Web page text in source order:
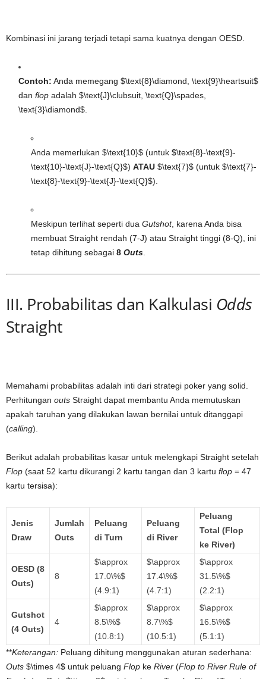
Kombinasi ini jarang terjadi tetapi sama kuatnya dengan OESD.
Contoh: Anda memegang $\text{8}\diamond, \text{9}\heartsuit$
dan flop adalah $\text{J}\clubsuit, \text{Q}\spades,
\text{3}\diamond$
Anda memerlukan $\text{10}$ (untuk $\text{8}-\text{9}-
\text{10}-\text{J}-\text{Q}$) ATAU $\text{7}$ (untuk $\text{7}-
\text{8}-\text{9}-\text{J}-\text{Q}$).
Meskipun terlihat seperti dua Gutshot, karena Anda bisa
membuat Straight rendah (7-J) atau Straight tinggi (8-Q), ini
tetap dihitung sebagai 8 Outs
III. Probabilitas dan Kalkulasi Odds
Straight
Memahami probabilitas adalah inti dari strategi poker yang solid.
Perhitungan outs Straight dapat membantu Anda memutuskan
apakah taruhan yang dilakukan lawan bernilai untuk ditanggapi
(calling).
Berikut adalah probabilitas kasar untuk melengkapi Straight setelah
Flop (saat 52 kartu dikurangi 2 kartu tangan dan 3 kartu flop = 47
kartu tersisa):
Jenis
Draw
Jumlah
Outs
Peluang
di Turn
Peluang
di River
Peluang
Total (Flop
ke River)
OESD (8
Outs)
8
$\approx
17.0\%$
(4.9:1)
$\approx
17.4\%$
(4.7:1)
$\approx
31.5\%$
(2.2:1)
Gutshot
(4 Outs)
4
$\approx
8.5\%$
(10.8:1)
$\approx
8.7\%$
(10.5:1)
$\approx
16.5\%$
(5.1:1)
**Keterangan: Peluang dihitung menggunakan aturan sederhana:
Outs $\times 4$ untuk peluang Flop ke River (Flop to River Rule of